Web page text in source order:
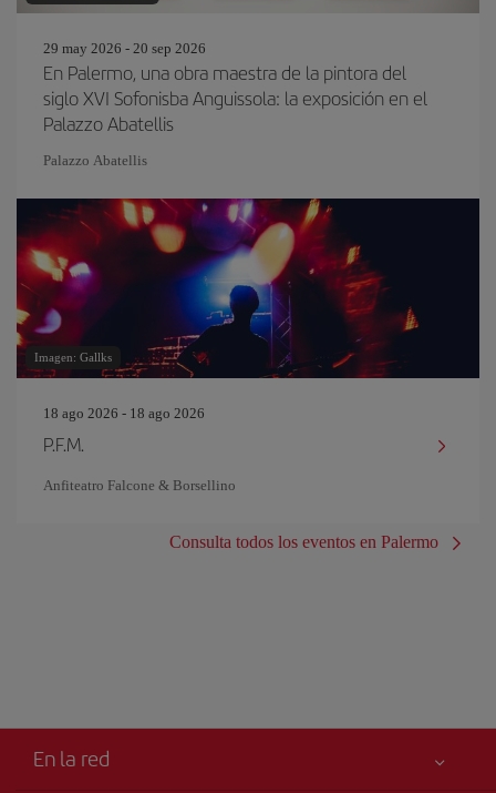
29 may 2026 - 20 sep 2026
En Palermo, una obra maestra de la pintora del
siglo XVI Sofonisba Anguissola: la exposición en el
Palazzo Abatellis
Palazzo Abatellis
Imagen: Gallks
18 ago 2026 - 18 ago 2026
P.F.M.
Anfiteatro Falcone & Borsellino
Consulta todos los eventos en Palermo
En la red